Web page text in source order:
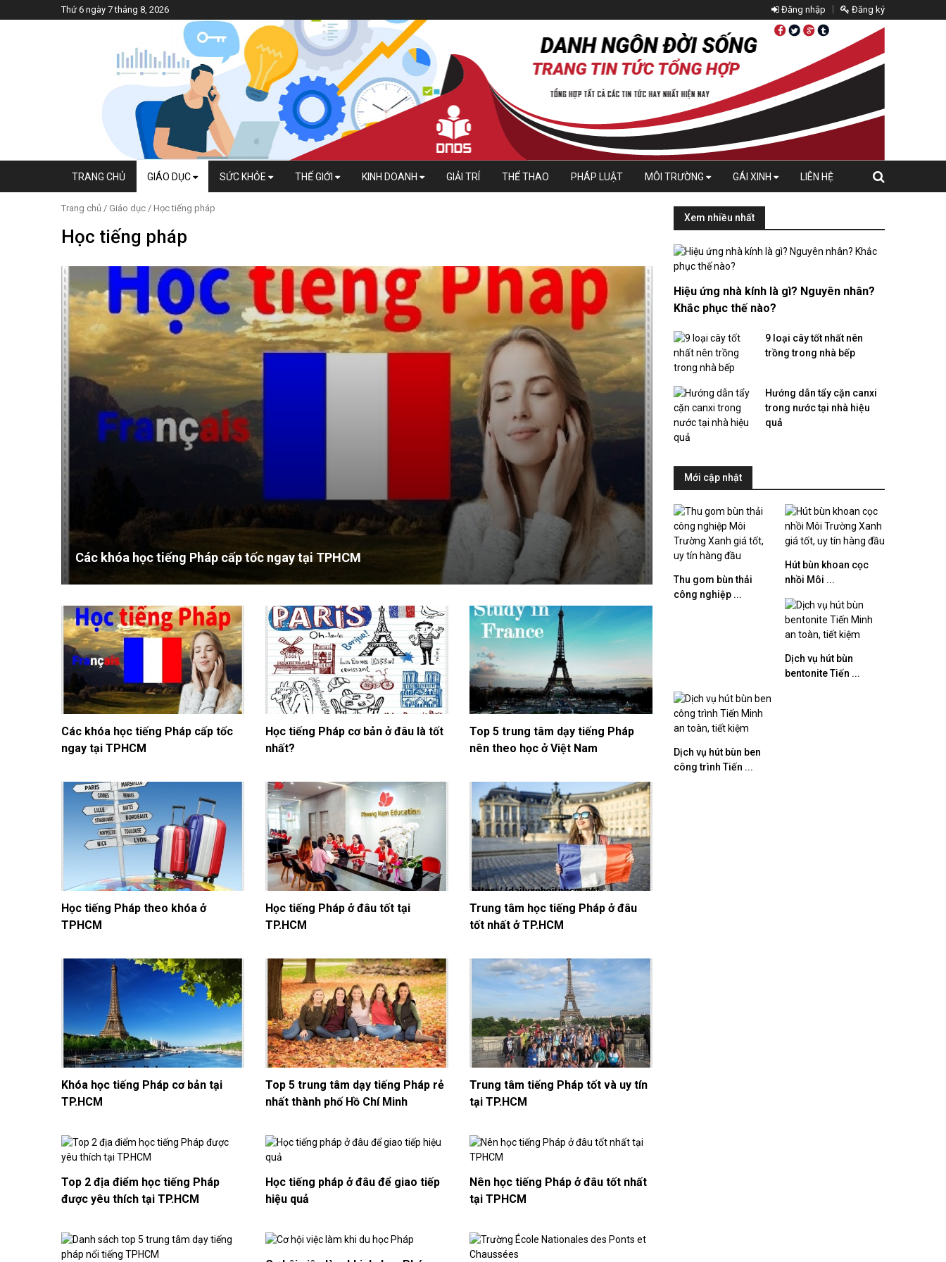
Thứ 6 ngày 7 tháng 8, 2026 Đăng nhập Đăng ký
TRANG CHỦ GIÁO DỤC SỨC KHỎE THẾ GIỚI KINH DOANH GIẢI TRÍ THỂ THAO PHÁP LUẬT MÔI TRƯỜNG GÁI XINH LIÊN HỆ
Trang chủ / Giáo dục / Học tiếng pháp
Học tiếng pháp
Học tiếng Pháp cơ bản ở đâu là tốt nhất? Top 5 trung tâm dạy tiếng
Các khóa học tiếng Pháp cấp tốc
ngay tại TPHCM
Học tiếng Pháp cơ bản ở đâu là tốt
nhất?
Top 5 trung tâm dạy tiếng Pháp
nên theo học ở Việt Nam
Học tiếng Pháp theo khóa ở
TPHCM
Học tiếng Pháp ở đâu tốt tại
TP.HCM
Trung tâm học tiếng Pháp ở đâu
tốt nhất ở TP.HCM
Khóa học tiếng Pháp cơ bản tại
TP.HCM
Top 5 trung tâm dạy tiếng Pháp rẻ
nhất thành phố Hồ Chí Minh
Trung tâm tiếng Pháp tốt và uy tín
tại TP.HCM
Top 2 địa điểm học tiếng Pháp
được yêu thích tại TP.HCM
Học tiếng pháp ở đâu để giao tiếp
hiệu quả
Nên học tiếng Pháp ở đâu tốt nhất
tại TPHCM
Xem nhiều nhất
Hiệu ứng nhà kính là gì? Nguyên nhân?
Khắc phục thế nào?
9 loại cây tốt nhất nên
trồng trong nhà bếp
Hướng dẫn tẩy cặn canxi
trong nước tại nhà hiệu
quả
Mới cập nhật
Thu gom bùn thải
công nghiệp ...
Hút bùn khoan cọc
nhồi Môi ...
Dịch vụ hút bùn
bentonite Tiến ...
Dịch vụ hút bùn ben
công trình Tiến ...